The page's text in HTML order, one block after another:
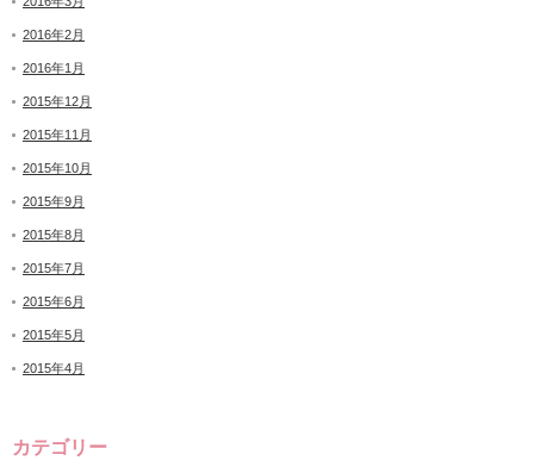
2016年2月
2016年1月
2015年12月
2015年11月
2015年10月
2015年9月
2015年8月
2015年7月
2015年6月
2015年5月
2015年4月
カテゴリー